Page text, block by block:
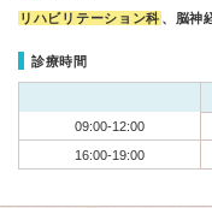
リハビリテーション科 、脳神
診療時間
09:00-12:00
16:00-19:00